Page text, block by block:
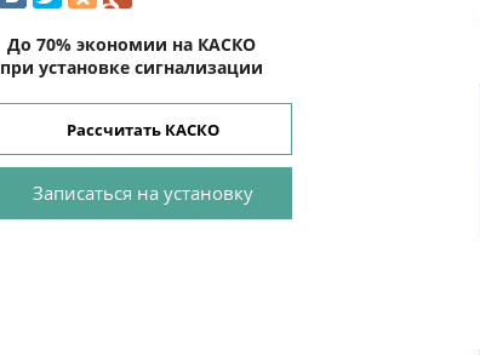
До 70% экономии на КАСКО
при установке сигнализации
Рассчитать КАСКО